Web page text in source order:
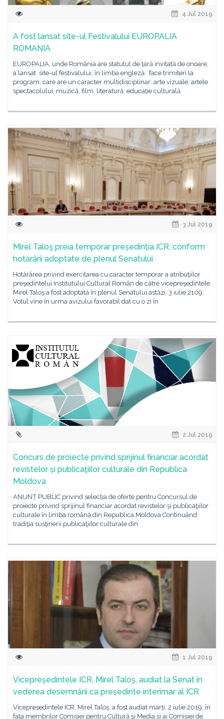
4 Jul 2019
A fost lansat site-ul Festivalului EUROPALIA
ROMANIA
EUROPALIA, unde România are statutul de țară invitată de onoare,
a lansat site-ul festivalului, în limba engleză: face trimiteri la
program, care are un caracter multidisciplinar: arte vizuale, artele
spectacolului, muzică, film, literatură, educație culturală.
3 Jul 2019
Mirel Taloş preia temporar președinția ICR, conform
hotărârii adoptate de plenul Senatului
Hotărârea privind exercitarea cu caracter temporar a atribuţiilor
preşedintelui Institutului Cultural Român de către vicepreşedintele
Mirel Taloş a fost adoptată în plenul Senatului astăzi, 3 iulie 2109.
Votul vine în urma avizului favorabil dat cu o zi în
2 Jul 2019
Concurs de proiecte privind sprijinul financiar acordat
revistelor și publicaţiilor culturale din Republica
Moldova
ANUNȚ PUBLIC privind selecția de oferte pentru Concursul de
proiecte privind sprijinul financiar acordat revistelor și publicaţiilor
culturale în limba română din Republica Moldova Continuând
tradiţia susţinerii publicaţiilor culturale din
1 Jul 2019
Vicepreședintele ICR, Mirel Taloş, audiat la Senat în
vederea desemnării ca președinte interimar al ICR
Vicepreședintele ICR, Mirel Taloș, a fost audiat marți, 2 iulie 2019, în
faţa membrilor Comisiei pentru Cultură şi Media și ai Comisiei de